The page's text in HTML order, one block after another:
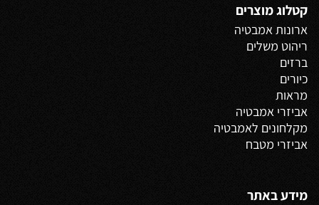
קטלוג מוצרים
ארונות אמבטיה
ריהוט משלים
ברזים
כיורים
מראות
אביזרי אמבטיה
מקלחונים לאמבטיה
אביזרי מטבח
מידע באתר